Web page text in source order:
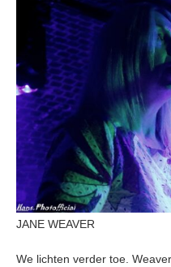
JANE WEAVER
We lichten verder toe.